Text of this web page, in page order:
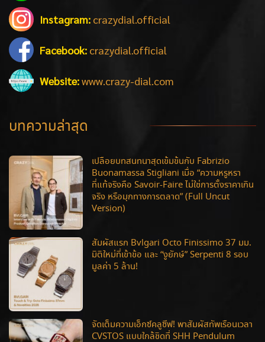
Instagram: crazydial.official
Facebook: crazydial.official
Website:www.crazy-dial.com
บทความล่าสุด
เปลือยบทสนทนาสุดเข้มข้นกับ Fabrizio
Buonamassa Stigliani เมื่อ “ความหรูหรา
ที่แท้จริงคือ Savoir-Faire ไม่ใช่การตั้งราคาเกิน
จริง หรือมุกทางการตลาด” (Full Uncut
Version)
สัมผัสแรก Bvlgari Octo Finissimo 37 มม.
มิติใหม่ที่เข้าข้อ และ “งูยักษ์” Serpenti 8 รอบ
มูลค่า 5 ล้าน!
จัดเต็มความเอ็กซ์คลูซีฟ! พาสัมผัสทัพเรือนเวลา
CVSTOS แบบใกล้ชิดที่ SHH Pendulum